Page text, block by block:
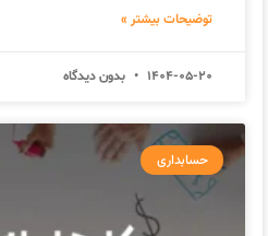
توضیحات بیشتر »
1404-05-20 بدون دیدگاه
حسابداری